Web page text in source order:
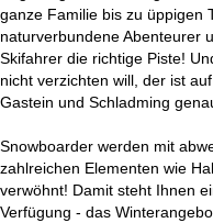
ganze Familie bis zu üppigen
naturverbundene Abenteurer
Skifahrer die richtige Piste!
nicht verzichten will, der ist
Gastein und Schladming
Snowboarder werden mit
zahlreichen Elementen wie
verwöhnt! Damit steht Ihnen
Verfügung - das